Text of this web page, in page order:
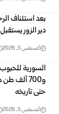
بعد استئناف
دير الزور
أغسطس 5, 2026
السورية
و700 ألف
حتى تاريخه‎
أغسطس 5, 2026